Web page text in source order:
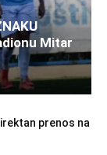
Mitar
prenos na